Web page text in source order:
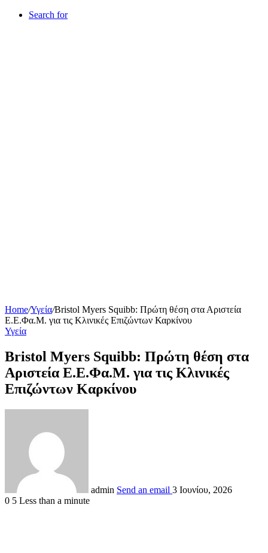
Search for
Home/Υγεία/Bristol Myers Squibb: Πρώτη θέση στα Αριστεία
Ε.Ε.Φα.Μ. για τις Κλινικές Επιζώντων Καρκίνου
Υγεία
Bristol Myers Squibb: Πρώτη θέση στα
Αριστεία Ε.Ε.Φα.Μ. για τις Κλινικές
Επιζώντων Καρκίνου
admin Send an email 3 Ιουνίου, 2026
0 5 Less than a minute